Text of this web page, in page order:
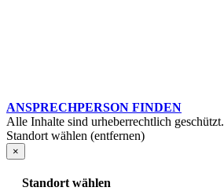
ANSPRECHPERSON FINDEN
Alle Inhalte sind urheberrechtlich
Standort wählen (entfernen)
×
Standort wählen